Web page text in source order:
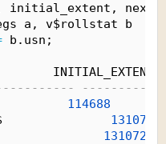
initial_extent,
a, v$rollstat b
b.usn;
INITIAL_EXTENT
114688
131072
131072